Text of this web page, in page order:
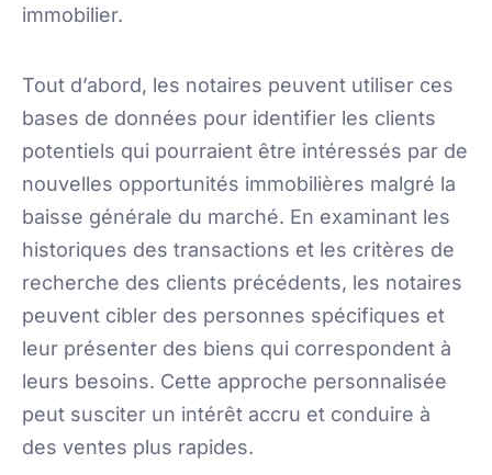
immobilier.
Tout d’abord, les notaires peuvent utiliser ces
bases de données pour identifier les clients
potentiels qui pourraient être intéressés par de
nouvelles opportunités immobilières malgré la
baisse générale du marché. En examinant les
historiques des transactions et les critères de
recherche des clients précédents, les notaires
peuvent cibler des personnes spécifiques et
leur présenter des biens qui correspondent à
leurs besoins. Cette approche personnalisée
peut susciter un intérêt accru et conduire à
des ventes plus rapides.